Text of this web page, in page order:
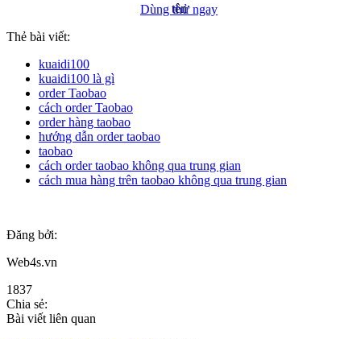
Dùng thử ngay
Thẻ bài viết:
kuaidi100
kuaidi100 là gì
order Taobao
cách order Taobao
order hàng taobao
hướng dẫn order taobao
taobao
cách order taobao không qua trung gian
cách mua hàng trên taobao không qua trung gian
Đăng bởi:
Web4s.vn
1837
Chia sẻ:
Bài viết liên quan